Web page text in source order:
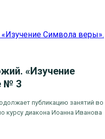
«Изучение
№ 3
публикацию занятий во
курсу диакона Иоанна Иванова